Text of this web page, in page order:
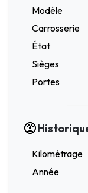
Modèle
Carrosserie
État
Sièges
Portes
Kilométrage
Année